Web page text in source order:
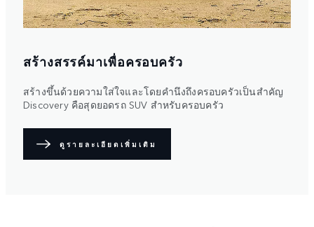
สร้างสรรค์มาเพื่อครอบครัว
สร้างขึ้นด้วยความใส่ใจและโดยคำนึงถึงครอบครัวเป็นสำคัญ
Discovery คือสุดยอดรถ SUV สำหรับครอบครัว
ดูรายละเอียดเพิ่มเติม